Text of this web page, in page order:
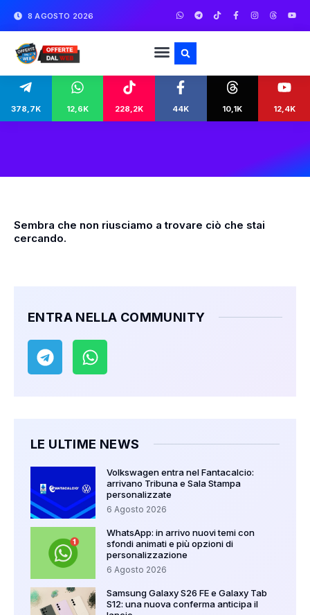
8 AGOSTO 2026
378,7K 12,6K 228,2K 44K 10,1K 12,4K
Sembra che non riusciamo a trovare ciò che stai
cercando.
ENTRA NELLA COMMUNITY
LE ULTIME NEWS
Volkswagen entra nel Fantacalcio:
arrivano Tribuna e Sala Stampa
personalizzate
6 Agosto 2026
WhatsApp: in arrivo nuovi temi con
sfondi animati e più opzioni di
personalizzazione
6 Agosto 2026
Samsung Galaxy S26 FE e Galaxy Tab
S12: una nuova conferma anticipa il